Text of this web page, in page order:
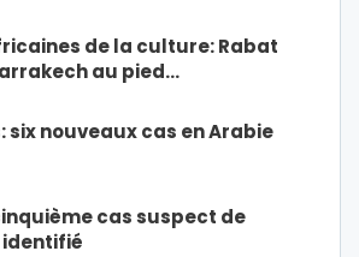
de la culture: Rabat
au pied…
six nouveaux cas en Arabie
cas suspect de